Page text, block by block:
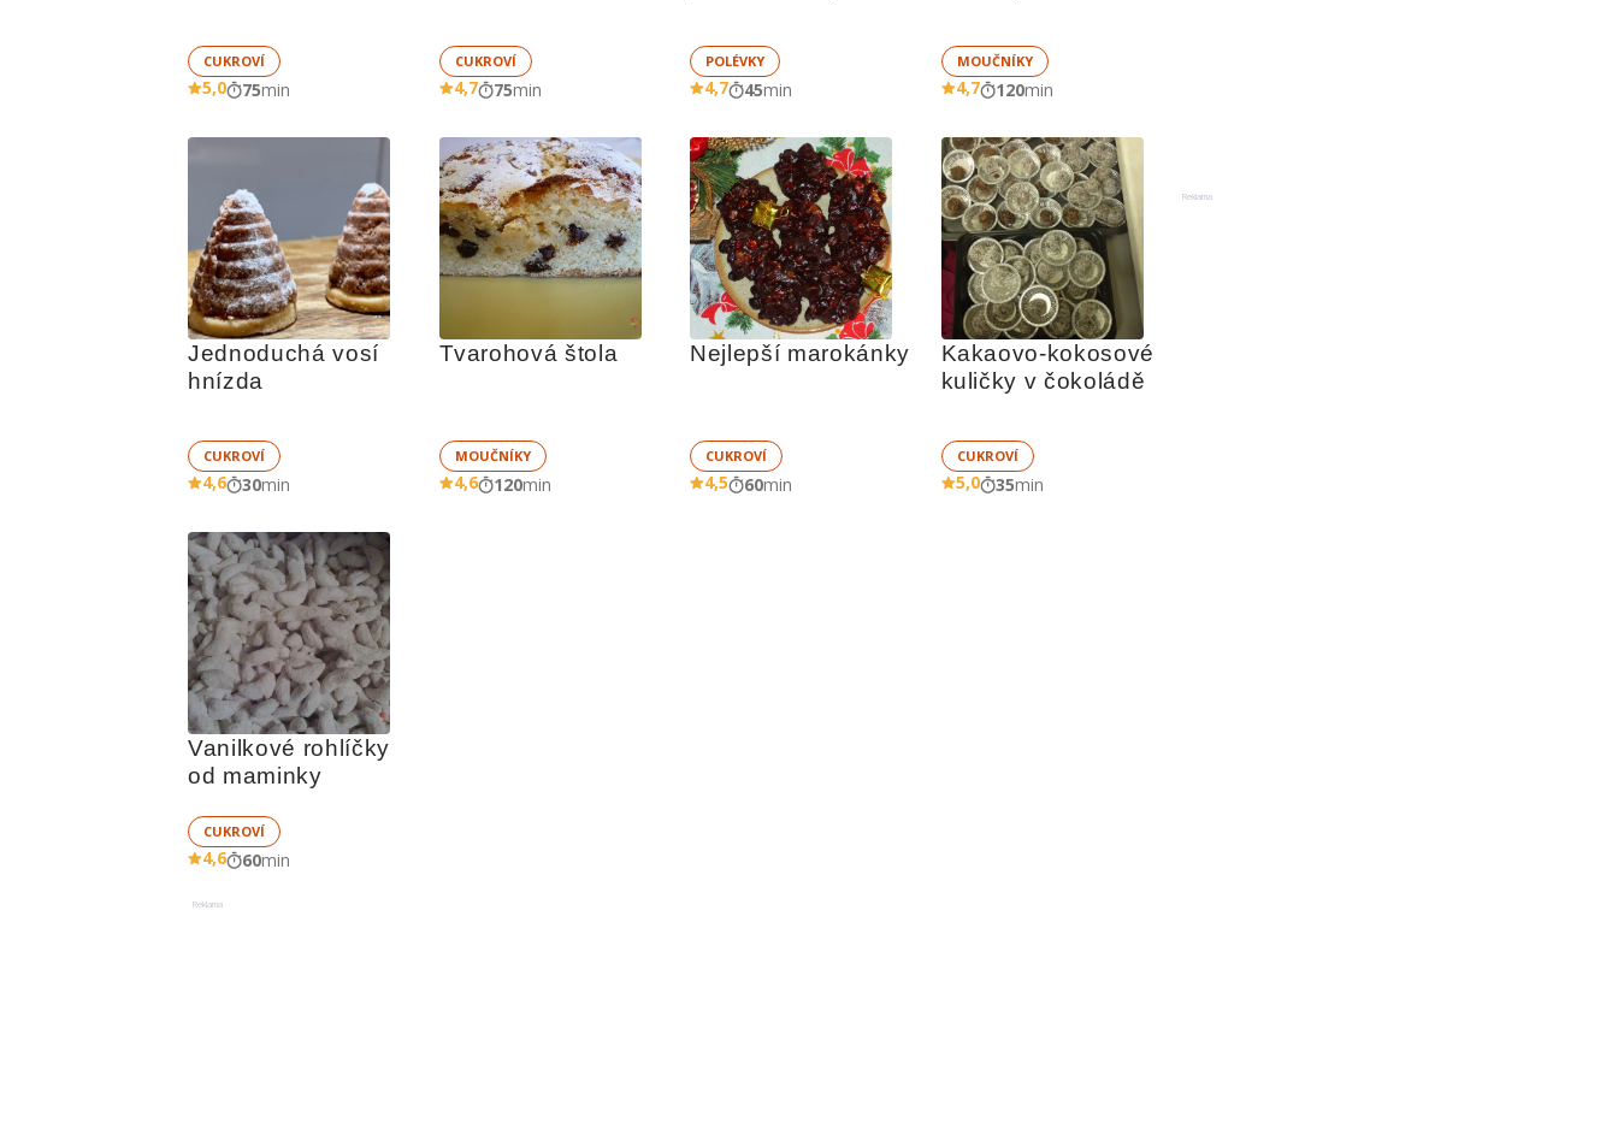
CUKROVÍ
5,0 75min
CUKROVÍ
4,7 75min
POLÉVKY
4,7 45min
MOUČNÍKY
4,7 120min
Jednoduchá vosí
hnízda
CUKROVÍ
4,6 30min
Tvarohová štola
MOUČNÍKY
4,6 120min
Nejlepší marokánky
CUKROVÍ
4,5 60min
Kakaovo-kokosové
kuličky v čokoládě
CUKROVÍ
5,0 35min
Vanilkové rohlíčky
od maminky
CUKROVÍ
4,6 60min
Reklama
Reklama